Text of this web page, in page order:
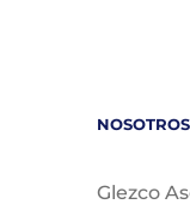
NOSOTROS
Glezco